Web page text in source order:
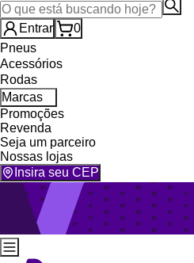
Entrar
0
Pneus
Acessórios
Rodas
Marcas
Promoções
Revenda
Seja um parceiro
Nossas lojas
Insira seu CEP